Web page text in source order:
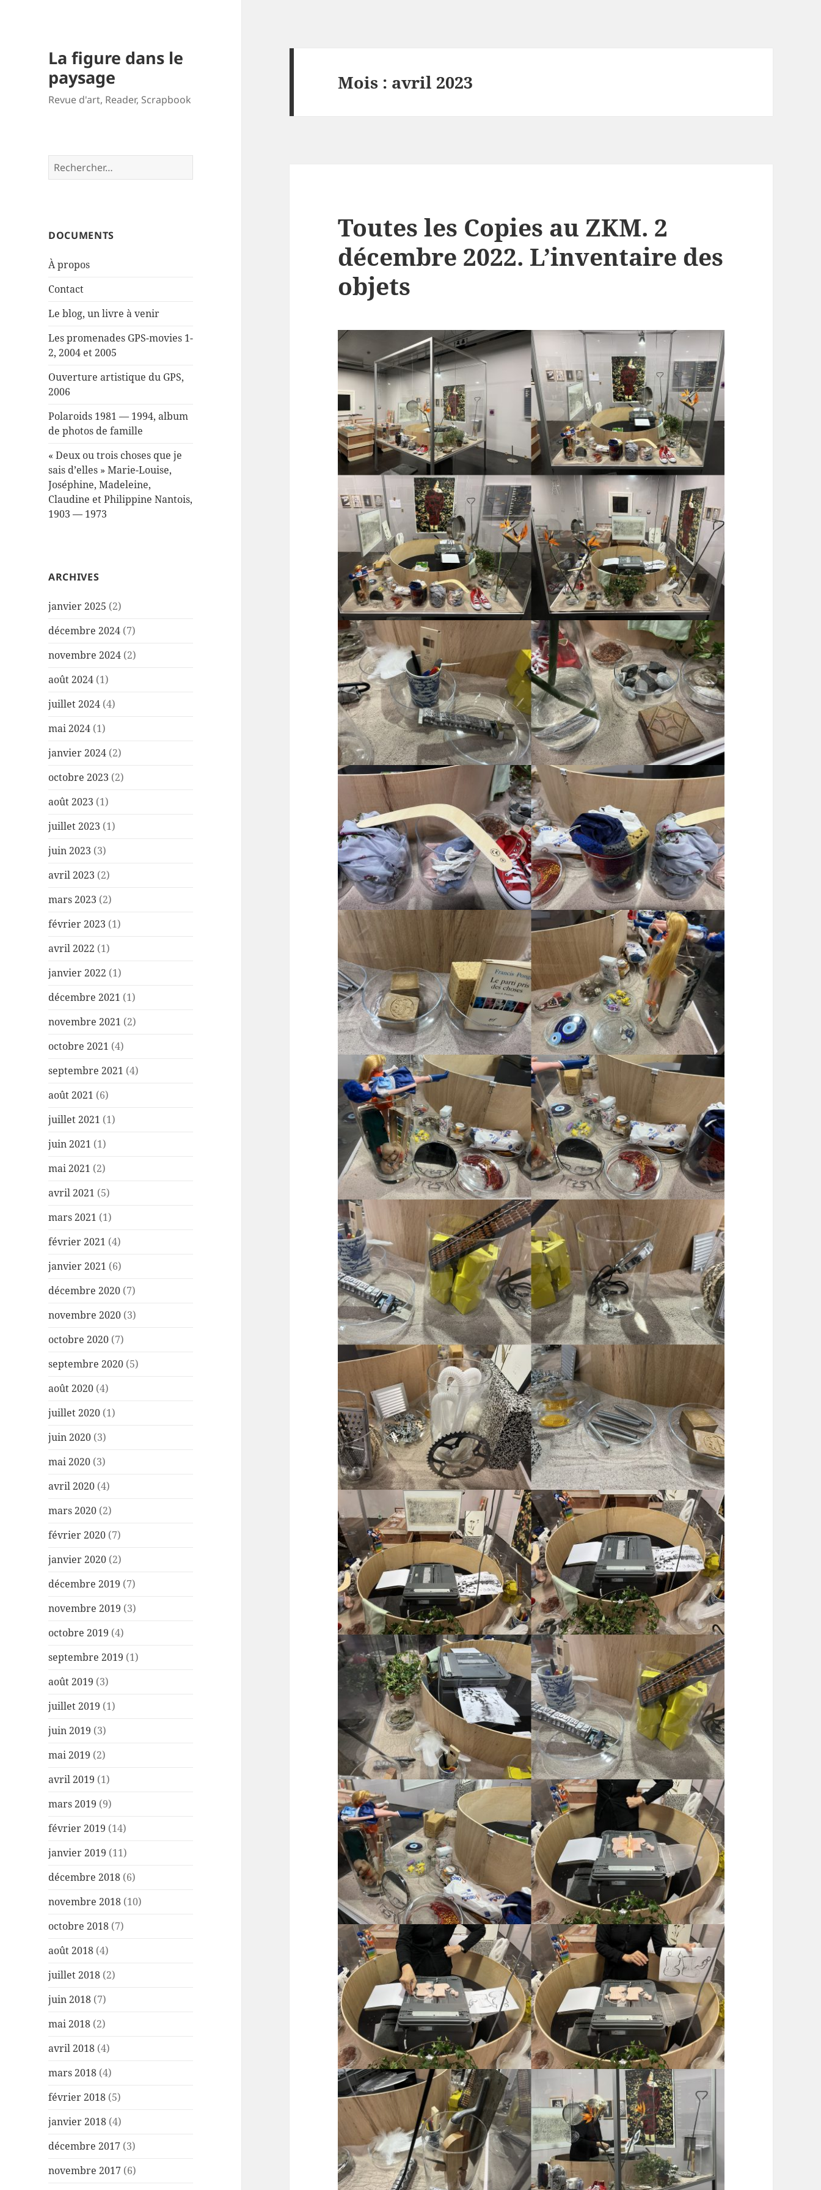
La figure dans le
paysage
Revue d'art, Reader, Scrapbook
Rechercher :
DOCUMENTS
À propos
Contact
Le blog, un livre à venir
Les promenades GPS-movies 1-
2, 2004 et 2005
Ouverture artistique du GPS,
2006
Polaroids 1981 — 1994, album
de photos de famille
« Deux ou trois choses que je
sais d’elles » Marie-Louise,
Joséphine, Madeleine,
Claudine et Philippine Nantois,
1903 — 1973
ARCHIVES
janvier 2025 (2)
décembre 2024 (7)
novembre 2024 (2)
août 2024 (1)
juillet 2024 (4)
mai 2024 (1)
janvier 2024 (2)
octobre 2023 (2)
août 2023 (1)
juillet 2023 (1)
juin 2023 (3)
avril 2023 (2)
mars 2023 (2)
février 2023 (1)
avril 2022 (1)
janvier 2022 (1)
décembre 2021 (1)
novembre 2021 (2)
octobre 2021 (4)
septembre 2021 (4)
août 2021 (6)
juillet 2021 (1)
juin 2021 (1)
mai 2021 (2)
avril 2021 (5)
mars 2021 (1)
février 2021 (4)
janvier 2021 (6)
décembre 2020 (7)
novembre 2020 (3)
octobre 2020 (7)
septembre 2020 (5)
août 2020 (4)
juillet 2020 (1)
juin 2020 (3)
mai 2020 (3)
avril 2020 (4)
mars 2020 (2)
février 2020 (7)
janvier 2020 (2)
décembre 2019 (7)
novembre 2019 (3)
octobre 2019 (4)
septembre 2019 (1)
août 2019 (3)
juillet 2019 (1)
juin 2019 (3)
mai 2019 (2)
avril 2019 (1)
mars 2019 (9)
février 2019 (14)
janvier 2019 (11)
décembre 2018 (6)
novembre 2018 (10)
octobre 2018 (7)
août 2018 (4)
juillet 2018 (2)
juin 2018 (7)
mai 2018 (2)
avril 2018 (4)
mars 2018 (4)
février 2018 (5)
janvier 2018 (4)
décembre 2017 (3)
novembre 2017 (6)
Mois : avril 2023
Toutes les Copies au ZKM. 2
décembre 2022. L’inventaire des
objets